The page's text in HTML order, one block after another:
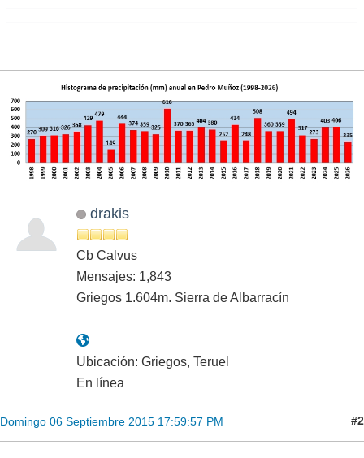
drakis
Cb Calvus
Mensajes: 1,843
Griegos 1.604m. Sierra de Albarracín
Ubicación: Griegos, Teruel
En línea
Domingo 06 Septiembre 2015 17:59:57 PM #2